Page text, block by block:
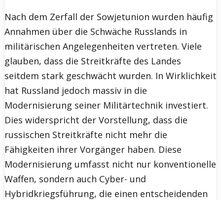
Nach dem Zerfall der Sowjetunion wurden häufig
Annahmen über die Schwäche Russlands in
militärischen Angelegenheiten vertreten. Viele
glauben, dass die Streitkräfte des Landes
seitdem stark geschwächt wurden. In Wirklichkeit
hat Russland jedoch massiv in die
Modernisierung seiner Militärtechnik investiert.
Dies widerspricht der Vorstellung, dass die
russischen Streitkräfte nicht mehr die
Fähigkeiten ihrer Vorgänger haben. Diese
Modernisierung umfasst nicht nur konventionelle
Waffen, sondern auch Cyber- und
Hybridkriegsführung, die einen entscheidenden